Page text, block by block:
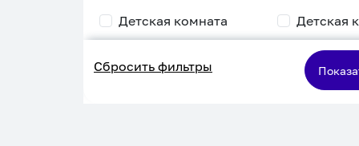
Детская комната
кормления
Детская
кровать
Сбросить фильтры